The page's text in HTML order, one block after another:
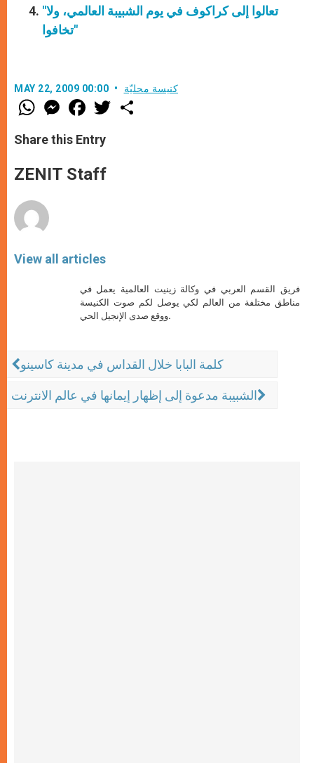
"تعالوا إلى كراكوف في يوم الشبيبة العالمي، ولا
تخافوا"
MAY 22, 2009 00:00 كنيسة محليّة
W
h
t
s
p
p
M
e
s
e
g
e
F
a
e
b
o
k
w
Share this Entry
ZENIT Staff
View all articles
فريق القسم العربي في وكالة زينيت العالمية يعمل في
مناطق مختلفة من العالم لكي يوصل لكم صوت الكنيسة
ووقع صدى الإنجيل الحي.
كلمة البابا خلال القداس في مدينة كاسينو
الشبيبة مدعوة إلى إظهار إيمانها في عالم الانترنت